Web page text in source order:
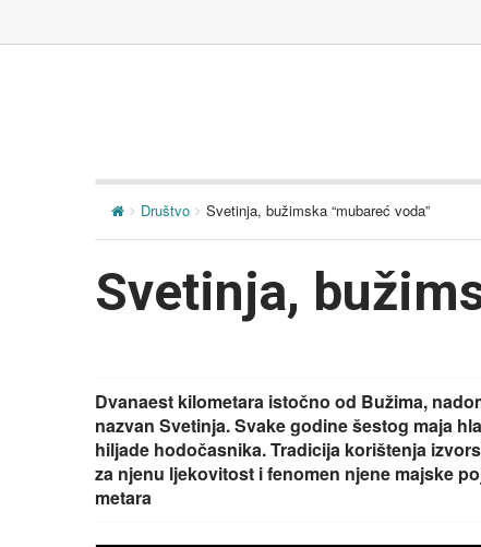
Društvo Svetinja, bužimska “mubareć voda”
Svetinja,
Dvanaest kilometara istočno od Bužima,
nazvan Svetinja. Svake godine šestog maja
hiljade hodočasnika. Tradicija korištenja
za njenu ljekovitost i fenomen njene majske
metara